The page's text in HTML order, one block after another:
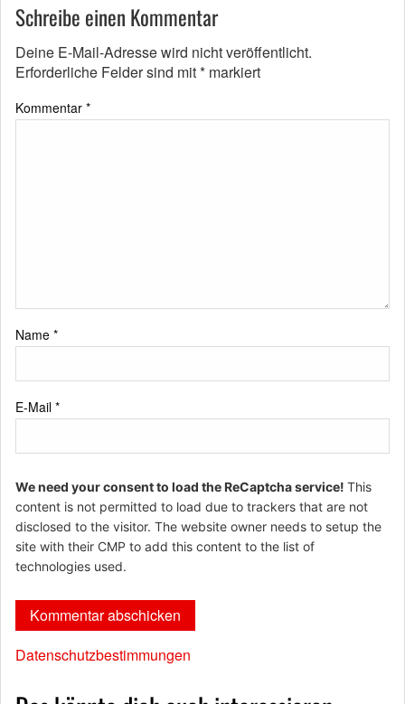
Schreibe einen Kommentar
Deine E-Mail-Adresse wird nicht veröffentlicht.
Erforderliche Felder sind mit* markiert
Kommentar *
Name *
E-Mail *
We need your consent to load the ReCaptcha service! This
content is not permitted to load due to trackers that are not
disclosed to the visitor. The website owner needs to setup the
site with their CMP to add this content to the list of
technologies used.
Datenschutzbestimmungen